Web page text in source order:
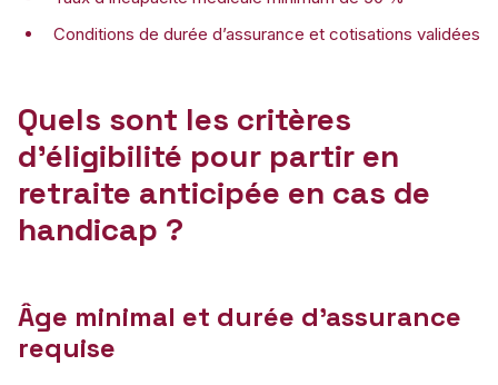
Conditions de durée d’assurance et cotisations validées
Quels sont les critères
d’éligibilité pour partir en
retraite anticipée en cas de
handicap ?
Âge minimal et durée d’assurance
requise